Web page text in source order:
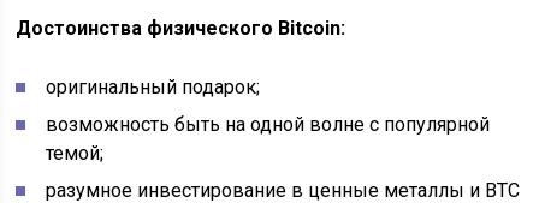
Достоинства физического Bitcoin:
оригинальный подарок;
возможность быть на одной волне с популярной
темой;
разумное инвестирование в ценные металлы и BTC